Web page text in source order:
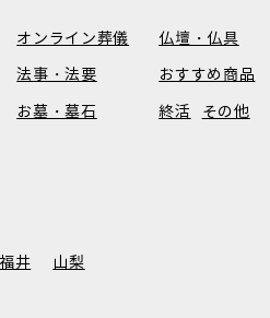
オンライン葬儀
仏壇・仏具
法事・法要
おすすめ商品
お墓・墓石
終活 その他
井 山梨